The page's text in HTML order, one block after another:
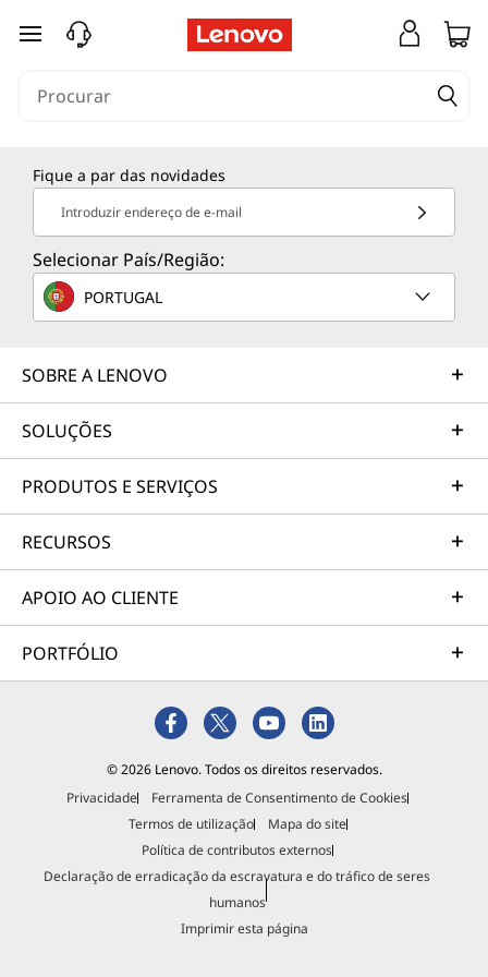
saltar para o conteúdo principal
Fique a par das novidades
Introduzir endereço de e-mail
Selecionar País/Região:
PORTUGAL
SOBRE A LENOVO
SOLUÇÕES
PRODUTOS E SERVIÇOS
RECURSOS
APOIO AO CLIENTE
PORTFÓLIO
© 2026 Lenovo. Todos os direitos reservados.
Privacidade
Ferramenta de Consentimento de Cookies
Termos de utilização
Mapa do site
Política de contributos externos
Declaração de erradicação da escravatura e do tráfico de seres
humanos
Imprimir esta página